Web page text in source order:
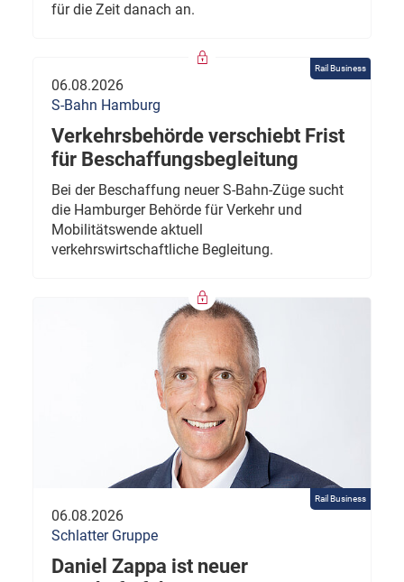
für die Zeit danach an.
Rail Business
06.08.2026
S-Bahn Hamburg
Verkehrsbehörde verschiebt Frist
für Beschaffungsbegleitung
Bei der Beschaffung neuer S-Bahn-Züge sucht
die Hamburger Behörde für Verkehr und
Mobilitätswende aktuell
verkehrswirtschaftliche Begleitung.
Rail Business
06.08.2026
Schlatter Gruppe
Daniel Zappa ist neuer